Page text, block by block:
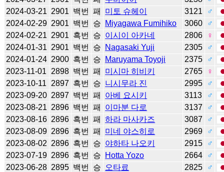
2024-03-21 2901 백번 패 미토 슈헤이 3121
♂
2024-02-29 2901 백번 승 Miyagawa Fumihiko 3060
♂
2024-02-21 2901 흑번 승 이시이 아카네 2806
♀
2024-01-31 2901 백번 승 Nagasaki Yuji 2305
♂
2024-01-24 2900 흑번 승 Maruyama Toyoji 2375
♂
2023-11-01
2898 백번 패 미시마 히비키 2765
♀
2023-10-11
2897 흑번 승 니시무라 진 2995
♂
2023-09-20 2897 백번 패 아베 요시키 3113
♂
2023-08-21 2896 백번 패 이마분 다로 3137
♂
2023-08-16 2896 흑번 패 하라 마사카즈 3087
♂
2023-08-09 2896 흑번 패 미네 야스히로 2969
♂
2023-08-02 2896 흑번 승 야하타 나오키 2915
♂
2023-07-19 2896 흑번 승 Hotta Yozo 2664
♂
2023-06-28 2895 백번 승 오타료 2825
♂